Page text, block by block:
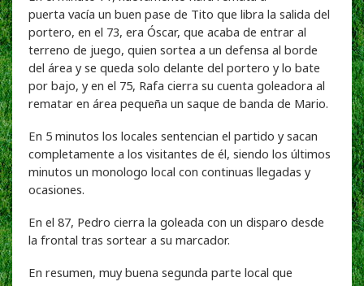
puerta vacía un buen pase de Tito que libra la salida del
portero, en el 73, era Óscar, que acaba de entrar al
terreno de juego, quien sortea a un defensa al borde
del área y se queda solo delante del portero y lo bate
por bajo, y en el 75, Rafa cierra su cuenta goleadora al
rematar en área pequeña un saque de banda de Mario.
En 5 minutos los locales sentencian el partido y sacan
completamente a los visitantes de él, siendo los últimos
minutos un monologo local con continuas llegadas y
ocasiones.
En el 87, Pedro cierra la goleada con un disparo desde
la frontal tras sortear a su marcador.
En resumen, muy buena segunda parte local que